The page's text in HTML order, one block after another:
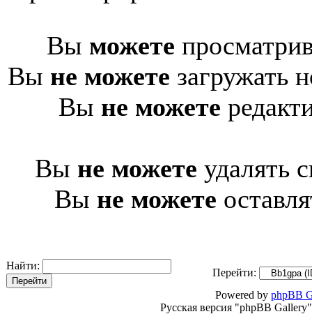
Вы можете
Вы не можете загружать
Вы не можете
Вы не можете удалять
Вы не можете
Найти:
Перейти:
Powered by phpBB
Русская версия "phpBB